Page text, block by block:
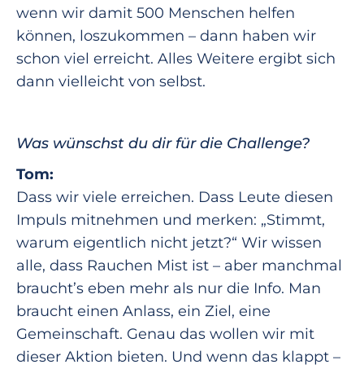
wenn wir damit 500 Menschen helfen
können, loszukommen – dann haben wir
schon viel erreicht. Alles Weitere ergibt sich
dann vielleicht von selbst.
Was wünschst du dir für die Challenge?
Tom:
Dass wir viele erreichen. Dass Leute diesen
Impuls mitnehmen und merken: „Stimmt,
warum eigentlich nicht jetzt?“ Wir wissen
alle, dass Rauchen Mist ist – aber manchmal
braucht’s eben mehr als nur die Info. Man
braucht einen Anlass, ein Ziel, eine
Gemeinschaft. Genau das wollen wir mit
dieser Aktion bieten. Und wenn das klappt –